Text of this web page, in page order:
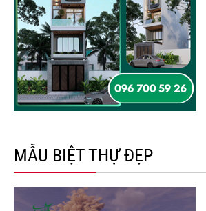
MẪU BIỆT THỰ ĐẸP